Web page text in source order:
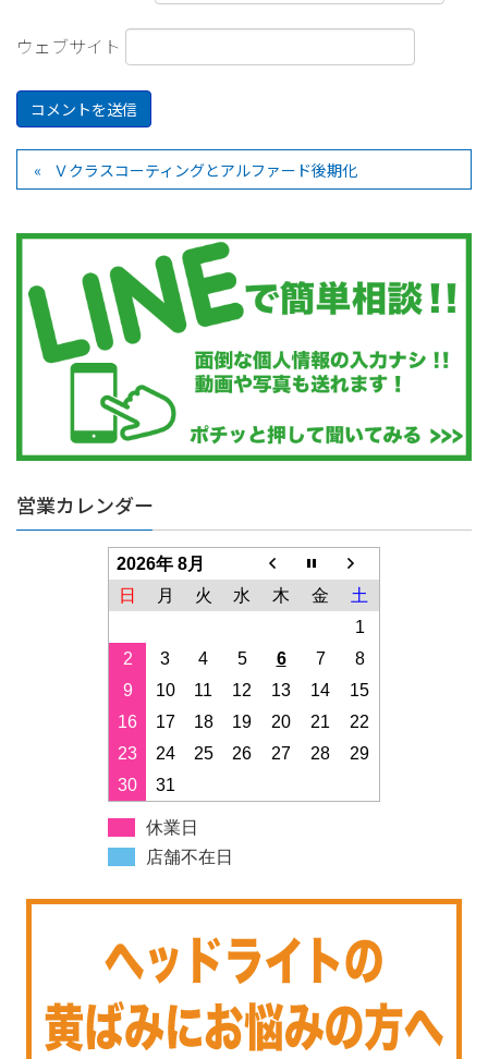
ウェブサイト
Ｖクラスコーティングとアルファード後期化
営業カレンダー
2026年 8月
日
月 火 水 木 金
土
1
2
3 4 5 6 7
8
9
10 11 12 13 14
15
16
17 18 19 20 21
22
23
24 25 26 27 28
29
30
31
休業日
店舗不在日